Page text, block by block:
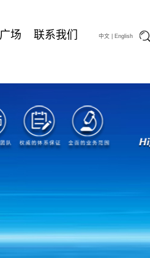
场 联系我们 中文 | English